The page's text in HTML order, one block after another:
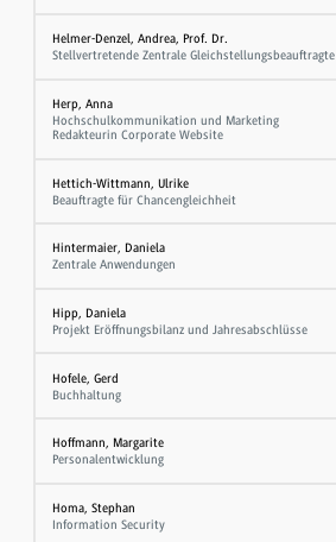
Helmer-Denzel, Andrea, Prof. Dr.
Stellvertretende Zentrale Gleichstellungsbeauftragte
Herp, Anna
Hochschulkommunikation und Marketing
Redakteurin Corporate Website
Hettich-Wittmann, Ulrike
Beauftragte für Chancengleichheit
Hintermaier, Daniela
Zentrale Anwendungen
Hipp, Daniela
Projekt Eröffnungsbilanz und Jahresabschlüsse
Hofele, Gerd
Buchhaltung
Hoffmann, Margarite
Personalentwicklung
Homa, Stephan
Information Security